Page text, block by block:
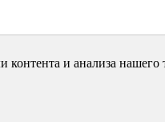
контента и анализа